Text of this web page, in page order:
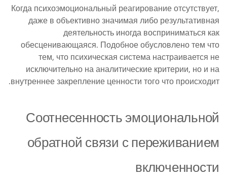
Когда психоэмоциональный реагирование отсутствует,
даже в объективно значимая либо результативная
деятельность иногда восприниматься как
обесценивающаяся. Подобное обусловлено тем что
тем, что психическая система настраивается не
исключительно на аналитические критерии, но и на
внутреннее закрепление ценности того что происходит.
Соотнесенность эмоциональной
обратной связи с переживанием
включенности